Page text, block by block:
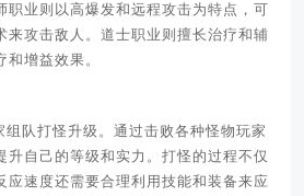
职业则以高爆发和远程攻击为特点，可
来攻击敌人。道士职业则擅长治疗和辅
增益效果。
组队打怪升级。通过击败各种怪物玩家
升自己的等级和实力。打怪的过程不仅
应速度还需要合理利用技能和装备来应